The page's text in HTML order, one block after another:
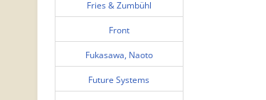
Fries & Zumbühl
Front
Fukasawa, Naoto
Future Systems